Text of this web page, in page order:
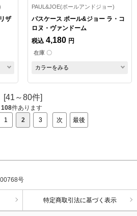
ザ
PAUL&JOE(ポールアンドジョー)
パスケース ポール&ジョー ラ・コ
ロヌ・ヴァンドーム
税込 4,180 円
在庫 〇
カラーをみる
[41～80件]
108件あります
1 2 3 次 最後
号
特定商取引法に基づく表示